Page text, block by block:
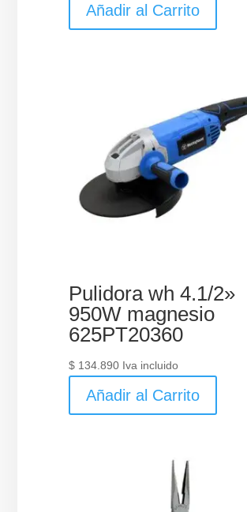
Añadir al Carrito
Pulidora wh 4.1/2»
950W magnesio
625PT20360
$134.890 Iva incluido
Añadir al Carrito